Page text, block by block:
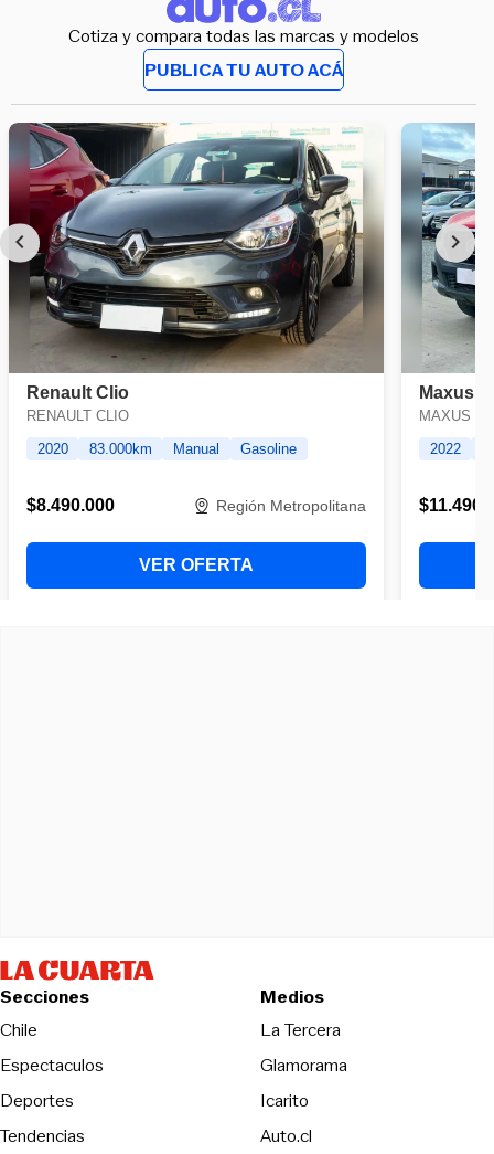
Cotiza y compara todas las marcas y modelos
PUBLICA TU AUTO ACÁ
Secciones
Chile
Espectaculos
Deportes
Tendencias
Medios
La TerceraOpens in new
Glamorama
Icarito
Auto.cl